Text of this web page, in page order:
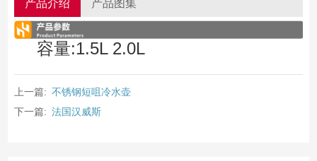
产品介绍 产品图集
容量:1.5L 2.0L
上一篇: 不锈钢短咀冷水壶
下一篇: 法国汉威斯